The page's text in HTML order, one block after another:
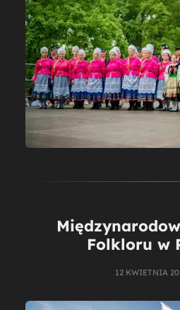
Folkloru w
12 KWIETNIA